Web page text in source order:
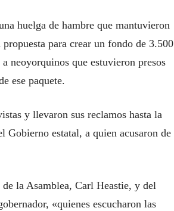
huelga de hambre que mantuvieron
para crear un fondo de 3.500
neoyorquinos que estuvieron presos
ese paquete.
y llevaron sus reclamos hasta la
Gobierno estatal, a quien acusaron de
la Asamblea, Carl Heastie, y del
«quienes escucharon las